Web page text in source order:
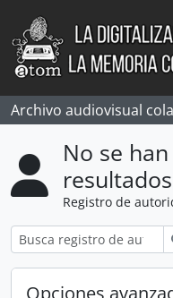
Skip to main content
Archivo audiovisual
No se
resultados
Registro de
Opciones